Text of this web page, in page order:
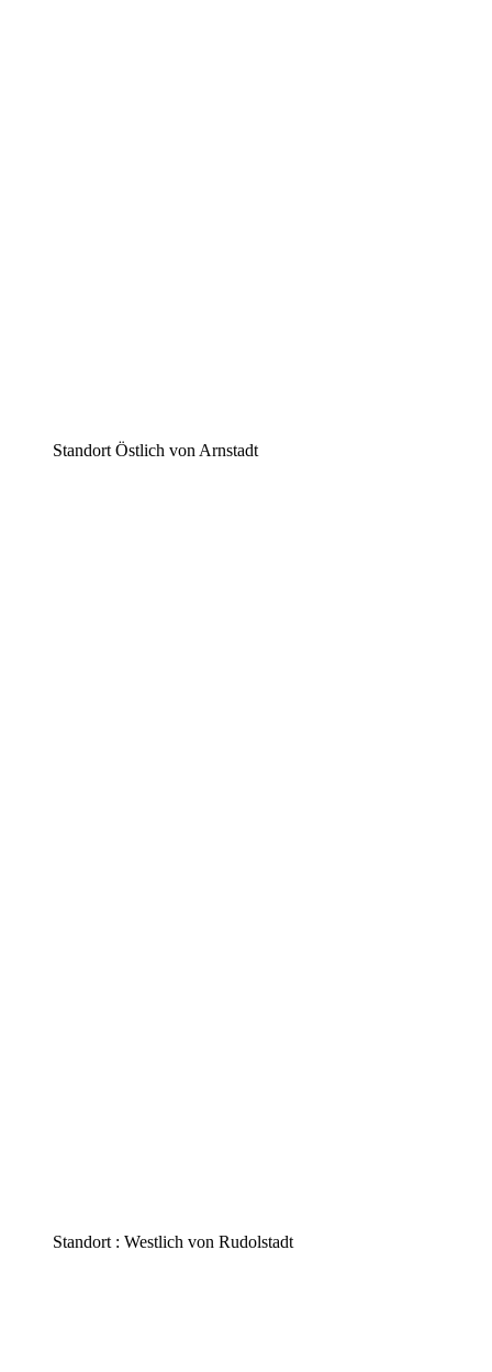
Standort Östlich von Arnstadt
Standort : Westlich von Rudolstadt